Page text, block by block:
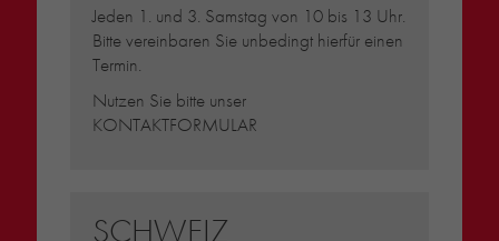
Jeden 1. und 3. Samstag von 10 bis 13 Uhr.
Bitte vereinbaren Sie unbedingt hierfür einen
Termin.
Nutzen Sie bitte unser
KONTAKTFORMULAR
SCHWEIZ